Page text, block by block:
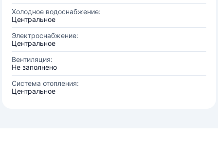
Холодное водоснабжение:
Центральное
Электроснабжение:
Центральное
Вентиляция:
Не заполнено
Система отопления:
Центральное